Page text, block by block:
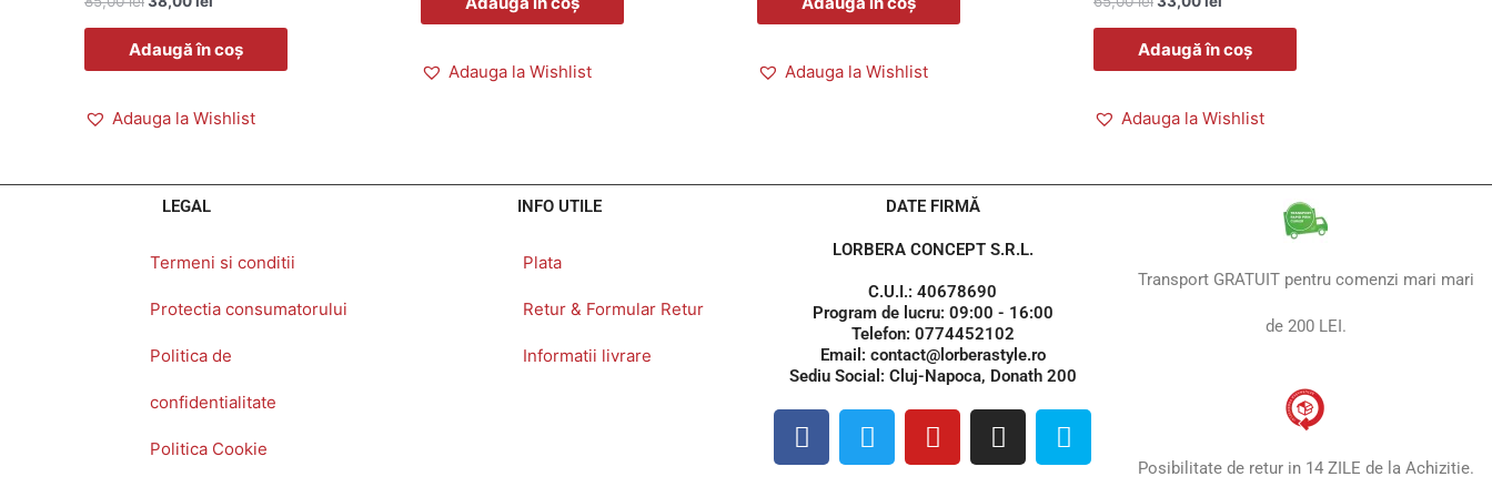
Adaugă în coș
Adauga la Wishlist
Adauga la Wishlist Adauga la Wishlist
Adaugă în coș
Adauga la Wishlist
LEGAL
Termeni si conditii
Protectia consumatorului
Politica de
confidentialitate
Politica Cookie
INFO UTILE
Plata
Retur & Formular Retur
Informatii livrare
DATE FIRMĂ
LORBERA CONCEPT S.R.L.
C.U.I.: 40678690
Program de lucru: 09:00 - 16:00
Telefon: 0774452102
Email: contact@lorberastyle.ro
Sediu Social: Cluj-Napoca, Donath 200
F
a
T
w
Y
o
I
n
S
k
Transport GRATUIT pentru comenzi mari mari
de 200 LEI.
Posibilitate de retur in 14 ZILE de la Achizitie.